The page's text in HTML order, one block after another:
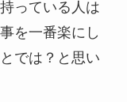
っている人は
を一番楽にし
では？と思い